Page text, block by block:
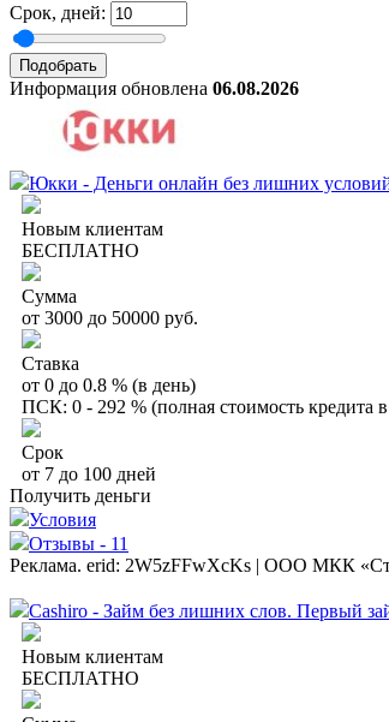
Срок, дней:
Информация обновлена 06.08.2026
Юкки - Деньги онлайн без лишних
Новым клиентам
БЕСПЛАТНО
Сумма
от 3000 до 50000 руб.
Ставка
от 0 до 0.8 % (в день)
ПСК: 0 - 292 % (полная стоимость кредита в
Срок
от 7 до 100 дней
Получить деньги
Условия
Отзывы - 11
Реклама. erid: 2W5zFFwXcKs | ООО МКК
Cashiro - Займ без лишних слов. Первый
Новым клиентам
БЕСПЛАТНО